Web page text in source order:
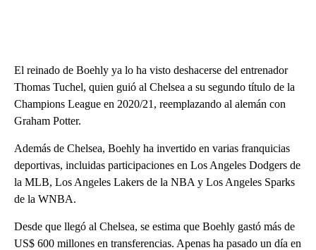
El reinado de Boehly ya lo ha visto deshacerse del entrenador
Thomas Tuchel, quien guió al Chelsea a su segundo título de la
Champions League en 2020/21, reemplazando al alemán con
Graham Potter.
Además de Chelsea, Boehly ha invertido en varias franquicias
deportivas, incluidas participaciones en Los Angeles Dodgers de
la MLB, Los Angeles Lakers de la NBA y Los Angeles Sparks
de la WNBA.
Desde que llegó al Chelsea, se estima que Boehly gastó más de
US$ 600 millones en transferencias. Apenas ha pasado un día en